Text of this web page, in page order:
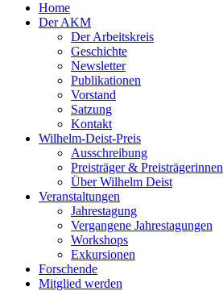
Home
Der AKM
Der Arbeitskreis
Geschichte
Newsletter
Publikationen
Vorstand
Satzung
Kontakt
Wilhelm-Deist-Preis
Ausschreibung
Preisträger & Preisträgerinnen
Über Wilhelm Deist
Veranstaltungen
Jahrestagung
Vergangene Jahrestagungen
Workshops
Exkursionen
Forschende
Mitglied werden